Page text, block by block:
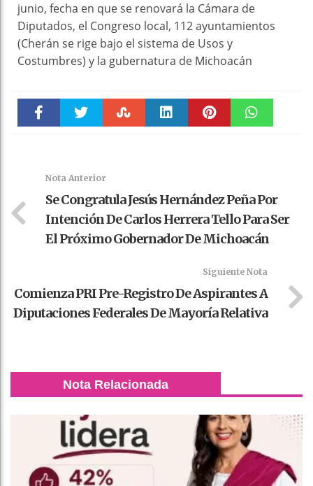
junio, fecha en que se renovará la Cámara de
Diputados, el Congreso local, 112 ayuntamientos
(Cherán se rige bajo el sistema de Usos y
Costumbres) y la gubernatura de Michoacán
Nota Anterior
Se Congratula Jesús Hernández Peña Por
Intención De Carlos Herrera Tello Para Ser
El Próximo Gobernador De Michoacán
Siguiente Nota
Comienza PRI Pre-Registro De Aspirantes A
Diputaciones Federales De Mayoría Relativa
Nota Relacionada